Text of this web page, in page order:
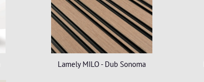
Lamely MILO - Dub Sonoma